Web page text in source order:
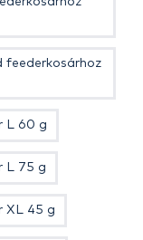
feederkosárhoz
L 60 g
L 75 g
XL 45 g